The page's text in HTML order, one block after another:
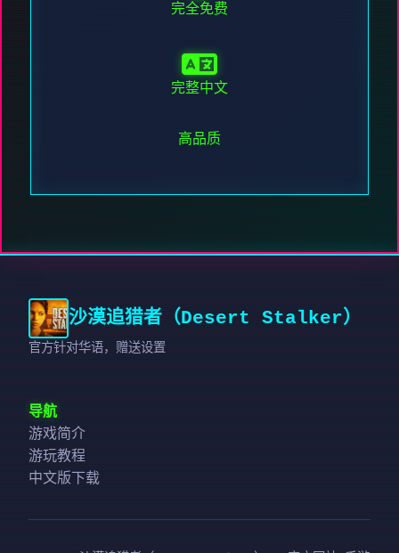
完全免费
完整中文
高品质
沙漠追猎者（Desert Stalker）
官方针对华语，赠送设置
导航
游戏简介
游玩教程
中文版下载